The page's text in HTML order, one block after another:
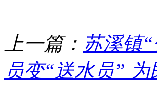
上一篇： 苏溪镇
员变“送水员”